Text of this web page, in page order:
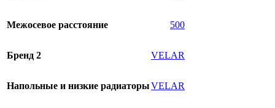
Межосевое расстояние 500
Бренд 2 VELAR
Напольные и низкие радиаторыVELAR